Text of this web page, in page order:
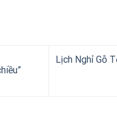
Lịch Nghỉ Gỗ